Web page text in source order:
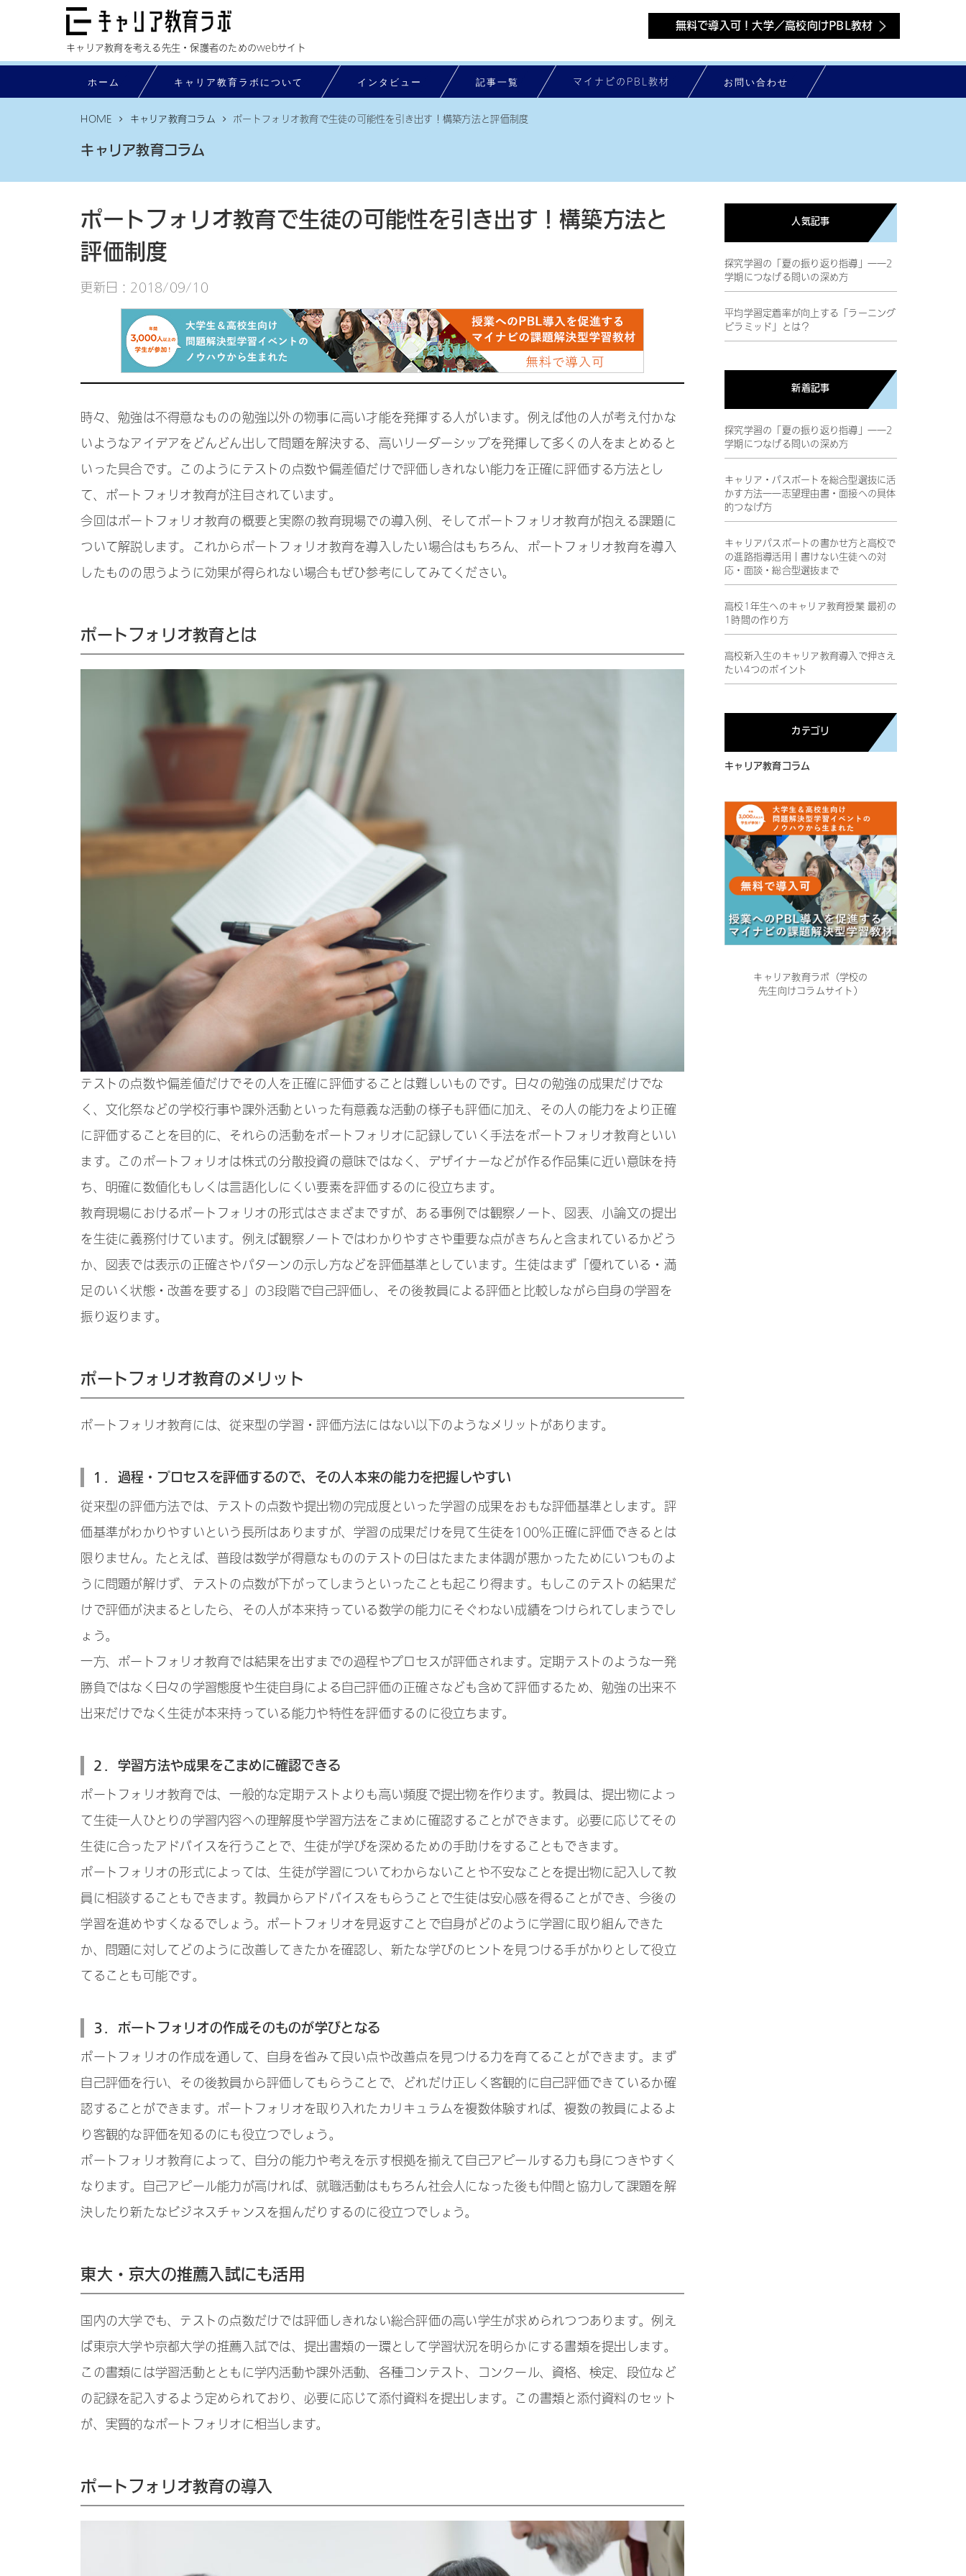
キャリア教育を考える先生・保護者のためのwebサイト
無料で導入可！大学／高校向けPBL教材
ホーム キャリア教育ラボについて インタビュー 記事一覧 マイナビのPBL教材 お問い合わせ
ホーム
キャリア教育ラボについて
インタビュー
お問い合わせ
HOME キャリア教育コラム ポートフォリオ教育で生徒の可能性を引き出す！構築方法と評価制度
キャリア教育コラム
ポートフォリオ教育で生徒の可能性を引き出す！構築方法と
評価制度
更新日：2018/09/10
時々、勉強は不得意なものの勉強以外の物事に高い才能を発揮する人がいます。例えば他の人が考え付かな
いようなアイデアをどんどん出して問題を解決する、高いリーダーシップを発揮して多くの人をまとめると
いった具合です。このようにテストの点数や偏差値だけで評価しきれない能力を正確に評価する方法とし
て、ポートフォリオ教育が注目されています。
今回はポートフォリオ教育の概要と実際の教育現場での導入例、そしてポートフォリオ教育が抱える課題に
ついて解説します。これからポートフォリオ教育を導入したい場合はもちろん、ポートフォリオ教育を導入
したものの思うように効果が得られない場合もぜひ参考にしてみてください。
ポートフォリオ教育とは
テストの点数や偏差値だけでその人を正確に評価することは難しいものです。日々の勉強の成果だけでな
く、文化祭などの学校行事や課外活動といった有意義な活動の様子も評価に加え、その人の能力をより正確
に評価することを目的に、それらの活動をポートフォリオに記録していく手法をポートフォリオ教育といい
ます。このポートフォリオは株式の分散投資の意味ではなく、デザイナーなどが作る作品集に近い意味を持
ち、明確に数値化もしくは言語化しにくい要素を評価するのに役立ちます。
教育現場におけるポートフォリオの形式はさまざまですが、ある事例では観察ノート、図表、小論文の提出
を生徒に義務付けています。例えば観察ノートではわかりやすさや重要な点がきちんと含まれているかどう
か、図表では表示の正確さやパターンの示し方などを評価基準としています。生徒はまず「優れている・満
足のいく状態・改善を要する」の3段階で自己評価し、その後教員による評価と比較しながら自身の学習を
振り返ります。
ポートフォリオ教育のメリット
ポートフォリオ教育には、従来型の学習・評価方法にはない以下のようなメリットがあります。
１．過程・プロセスを評価するので、その人本来の能力を把握しやすい
従来型の評価方法では、テストの点数や提出物の完成度といった学習の成果をおもな評価基準とします。評
価基準がわかりやすいという長所はありますが、学習の成果だけを見て生徒を100%正確に評価できるとは
限りません。たとえば、普段は数学が得意なもののテストの日はたまたま体調が悪かったためにいつものよ
うに問題が解けず、テストの点数が下がってしまうといったことも起こり得ます。もしこのテストの結果だ
けで評価が決まるとしたら、その人が本来持っている数学の能力にそぐわない成績をつけられてしまうでし
ょう。
一方、ポートフォリオ教育では結果を出すまでの過程やプロセスが評価されます。定期テストのような一発
勝負ではなく日々の学習態度や生徒自身による自己評価の正確さなども含めて評価するため、勉強の出来不
出来だけでなく生徒が本来持っている能力や特性を評価するのに役立ちます。
２．学習方法や成果をこまめに確認できる
ポートフォリオ教育では、一般的な定期テストよりも高い頻度で提出物を作ります。教員は、提出物によっ
て生徒一人ひとりの学習内容への理解度や学習方法をこまめに確認することができます。必要に応じてその
生徒に合ったアドバイスを行うことで、生徒が学びを深めるための手助けをすることもできます。
ポートフォリオの形式によっては、生徒が学習についてわからないことや不安なことを提出物に記入して教
員に相談することもできます。教員からアドバイスをもらうことで生徒は安心感を得ることができ、今後の
学習を進めやすくなるでしょう。ポートフォリオを見返すことで自身がどのように学習に取り組んできた
か、問題に対してどのように改善してきたかを確認し、新たな学びのヒントを見つける手がかりとして役立
てることも可能です。
３．ポートフォリオの作成そのものが学びとなる
ポートフォリオの作成を通して、自身を省みて良い点や改善点を見つける力を育てることができます。まず
自己評価を行い、その後教員から評価してもらうことで、どれだけ正しく客観的に自己評価できているか確
認することができます。ポートフォリオを取り入れたカリキュラムを複数体験すれば、複数の教員によるよ
り客観的な評価を知るのにも役立つでしょう。
ポートフォリオ教育によって、自分の能力や考えを示す根拠を揃えて自己アピールする力も身につきやすく
なります。自己アピール能力が高ければ、就職活動はもちろん社会人になった後も仲間と協力して課題を解
決したり新たなビジネスチャンスを掴んだりするのに役立つでしょう。
東大・京大の推薦入試にも活用
国内の大学でも、テストの点数だけでは評価しきれない総合評価の高い学生が求められつつあります。例え
ば東京大学や京都大学の推薦入試では、提出書類の一環として学習状況を明らかにする書類を提出します。
この書類には学習活動とともに学内活動や課外活動、各種コンテスト、コンクール、資格、検定、段位など
の記録を記入するよう定められており、必要に応じて添付資料を提出します。この書類と添付資料のセット
が、実質的なポートフォリオに相当します。
ポートフォリオ教育の導入
人気記事
探究学習の「夏の振り返り指導」――2
学期につなげる問いの深め方
平均学習定着率が向上する「ラーニング
ピラミッド」とは？
新着記事
探究学習の「夏の振り返り指導」――2
学期につなげる問いの深め方
キャリア・パスポートを総合型選抜に活
かす方法――志望理由書・面接への具体
的つなげ方
キャリアパスポートの書かせ方と高校で
の進路指導活用｜書けない生徒への対
応・面談・総合型選抜まで
高校1年生へのキャリア教育授業 最初の
1時間の作り方
高校新入生のキャリア教育導入で押さえ
たい4つのポイント
カテゴリ
キャリア教育コラム
キャリア教育ラボ（学校の
先生向けコラムサイト）